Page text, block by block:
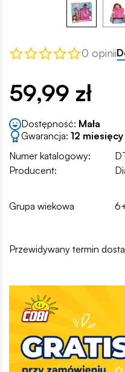
0 opinii
59,99 zł
Dostępność: Mała
Gwarancja: 12 miesięcy
Numer katalogowy:
Producent:
Grupa wiekowa
Przewidywany termin